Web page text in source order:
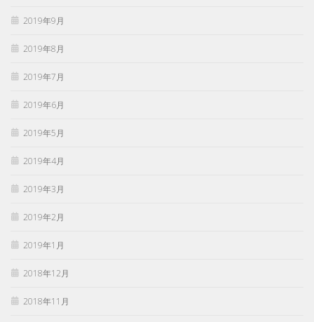
2019年9月
2019年8月
2019年7月
2019年6月
2019年5月
2019年4月
2019年3月
2019年2月
2019年1月
2018年12月
2018年11月